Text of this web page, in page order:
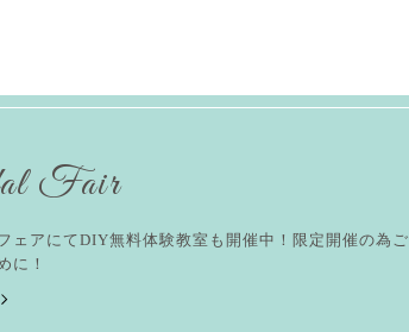
Fair
ェアにてDIY無料体験教室も開催中！限定開催の為ご
に！